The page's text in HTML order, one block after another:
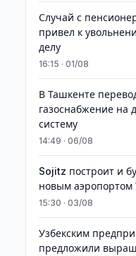
Случай с
привел к
делу
16:15 · 01/08
В Ташкенте
газоснабжение на
систему
14:49 · 06/08
Sojitz построит и
новым аэропортом
15:30 · 03/08
Узбекским
предложили